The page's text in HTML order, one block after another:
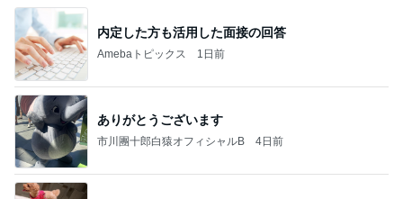
内定した方も活用した面接の回答
Amebaトピックス 1日前
ありがとうございます
市川團十郎白猿オフィシャルB 4日前